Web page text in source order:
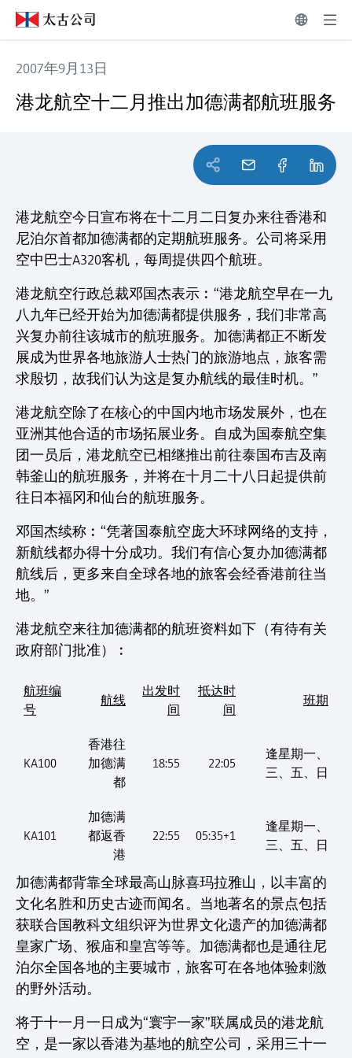
2007年9月13日
港龙航空十二月推出加德满都航班服务
港龙航空今日宣布将在十二月二日复办来往香港和
尼泊尔首都加德满都的定期航班服务。公司将采用
空中巴士A320客机，每周提供四个航班。
港龙航空行政总裁邓国杰表示︰“港龙航空早在一九
八九年已经开始为加德满都提供服务，我们非常高
兴复办前往该城市的航班服务。加德满都正不断发
展成为世界各地旅游人士热门的旅游地点，旅客需
求殷切，故我们认为这是复办航线的最佳时机。”
港龙航空除了在核心的中国内地市场发展外，也在
亚洲其他合适的市场拓展业务。自成为国泰航空集
团一员后，港龙航空已相继推出前往泰国布吉及南
韩釜山的航班服务，并将在十月二十八日起提供前
往日本福冈和仙台的航班服务。
邓国杰续称︰“凭著国泰航空庞大环球网络的支持，
新航线都办得十分成功。我们有信心复办加德满都
航线后，更多来自全球各地的旅客会经香港前往当
地。”
港龙航空来往加德满都的航班资料如下（有待有关
政府部门批准）︰
航班编
号
航线
出发时
间
抵达时
间
班期
KA100
香港往
加德满
都
18:55 22:05
逢星期一、
三、五、日
KA101
加德满
都返香
港
22:55 05:35+1
逢星期一、
三、五、日
加德满都背靠全球最高山脉喜玛拉雅山，以丰富的
文化名胜和历史古迹而闻名。当地著名的景点包括
获联合国教科文组织评为世界文化遗产的加德满都
皇家广场、猴庙和皇宫等等。加德满都也是通往尼
泊尔全国各地的主要城市，旅客可在各地体验刺激
的野外活动。
将于十一月一日成为“寰宇一家”联属成员的港龙航
空，是一家以香港为基地的航空公司，采用三十一